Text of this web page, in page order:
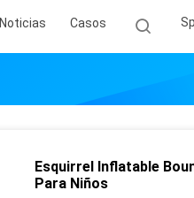
Noticias Casos
Esquirrel Inflatable
Para Niños